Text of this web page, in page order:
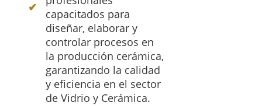
capacitados para
diseñar, elaborar y
controlar procesos en
la producción cerámica,
garantizando la calidad
y eficiencia en el sector
de Vidrio y Cerámica.